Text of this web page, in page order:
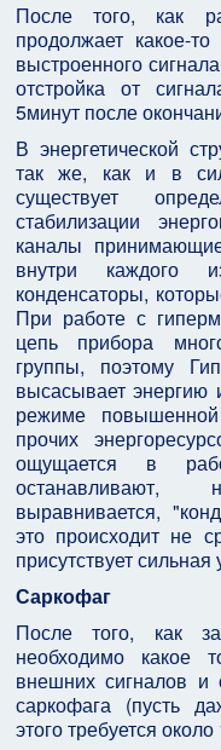
После того, как
продолжает какое-
выстроенного
отстройка от
5минут после
В энергетической
так же, как и в
существует
стабилизации
каналы
внутри каждого
конденсаторы,
При работе с
цепь прибора
группы, поэтому
высасывает энергию
режиме
прочих
ощущается в
останавливают,
выравнивается,
это происходит не
присутствует сильная
Саркофаг
После того, как
необходимо какое
внешних сигналов и
саркофага (пусть
этого требуется